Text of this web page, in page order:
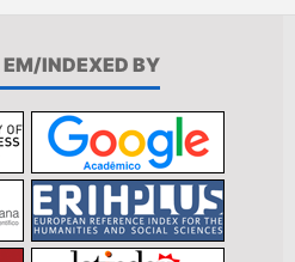
INDEXED BY